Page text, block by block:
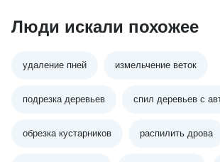
Люди искали похожее
удаление пней измельчение веток
подрезка деревьев спил деревьев с
обрезка кустарников распилить дрова